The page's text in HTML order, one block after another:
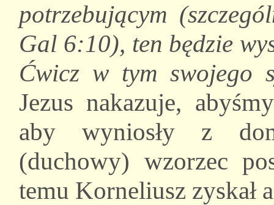
potrzebującym
Gal 6:10), ten będzie
Ćwicz w tym swojego
Jezus nakazuje,
aby wyniosły z
(duchowy) wzorzec
temu Korneliusz zyskał